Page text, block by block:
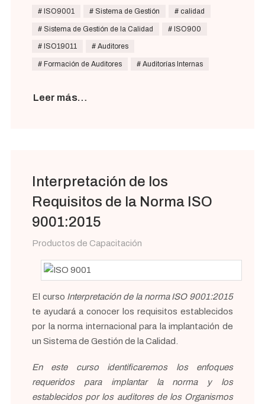
ISO9001 Sistema de Gestión calidad
Sistema de Gestión de la Calidad ISO900
ISO19011 Auditores
Formación de Auditores Auditorías Internas
Leer más…
Interpretación de los
Requisitos de la Norma ISO
9001:2015
Productos de Capacitación
El curso Interpretación de la norma ISO 9001:2015
te ayudará a conocer los requisitos establecidos
por la norma internacional para la implantación de
un Sistema de Gestión de la Calidad.
En este curso identificaremos los enfoques
requeridos para implantar la norma y los
establecidos por los auditores de los Organismos